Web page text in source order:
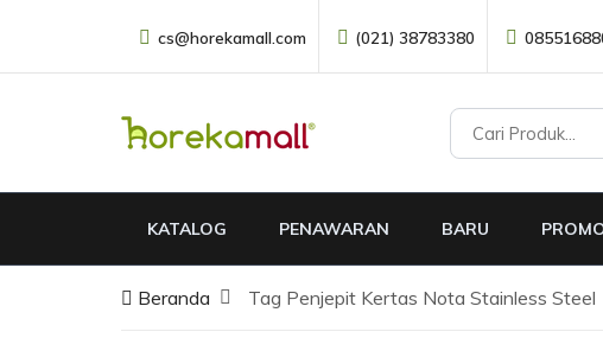
cs@horekamall.com (021) 38783380
KATALOG PENAWARAN BARU
Beranda Tag Penjepit Kertas Nota Stainless Steel